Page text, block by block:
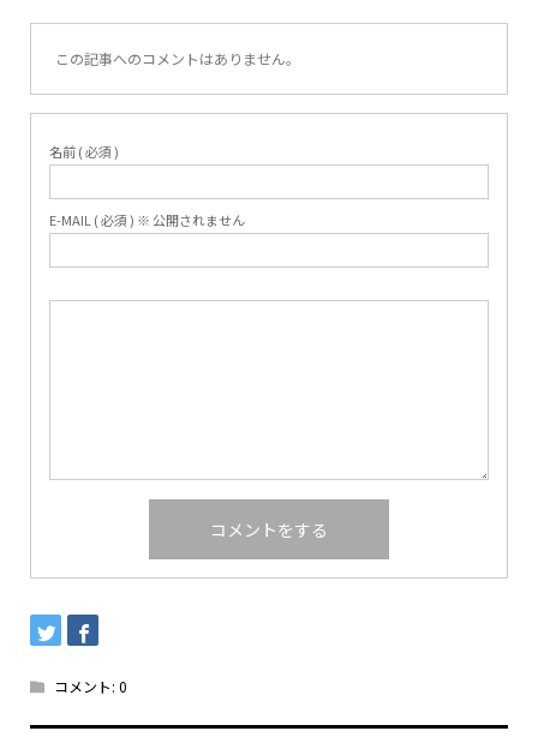
この記事へのコメントはありません。
名前 ( 必須 )
E-MAIL ( 必須 ) ※ 公開されません
コメント: 0